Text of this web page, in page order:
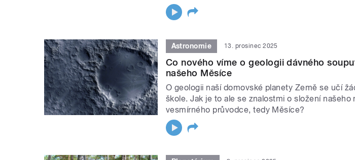
Astronomie 13. prosinec 2025
Co nového víme o geologii dávného
našeho Měsíce
O geologii naší domovské planety Země se učí
škole. Jak je to ale se znalostmi o složení našeho
vesmírného průvodce, tedy Měsíce?